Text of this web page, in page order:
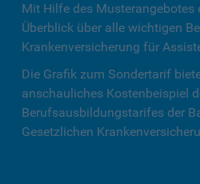
Mit Hilfe des Musterangebotes
Überblick über alle wichtigen
Krankenversicherung für
Die Grafik zum Sondertarif
anschauliches Kostenbeispiel
Berufsausbildungstarifes der
Gesetzlichen